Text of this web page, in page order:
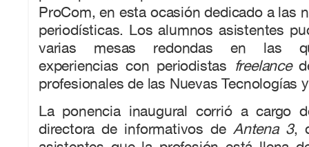
ProCom, en esta ocasión dedicado a las
periodísticas. Los alumnos asistentes
varias mesas redondas en las
experiencias con periodistas freelance
profesionales de las Nuevas Tecnologías
La ponencia inaugural corrió a cargo
directora de informativos deAntena 3,